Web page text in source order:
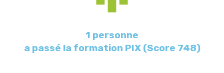
1 personne
a passé la formation PIX (Score 748)